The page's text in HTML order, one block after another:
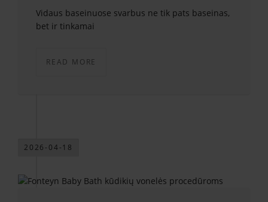
Vidaus baseinuose svarbus ne tik pats baseinas,
bet ir tinkamai
READ MORE
2026-04-18